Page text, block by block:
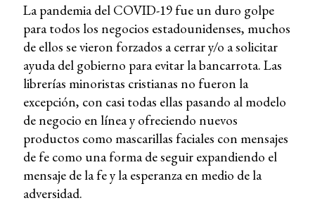
La pandemia del COVID-19 fue un duro golpe
para todos los negocios estadounidenses, muchos
de ellos se vieron forzados a cerrar y/o a solicitar
ayuda del gobierno para evitar la bancarrota. Las
librerías minoristas cristianas no fueron la
excepción, con casi todas ellas pasando al modelo
de negocio en línea y ofreciendo nuevos
productos como mascarillas faciales con mensajes
de fe como una forma de seguir expandiendo el
mensaje de la fe y la esperanza en medio de la
adversidad.